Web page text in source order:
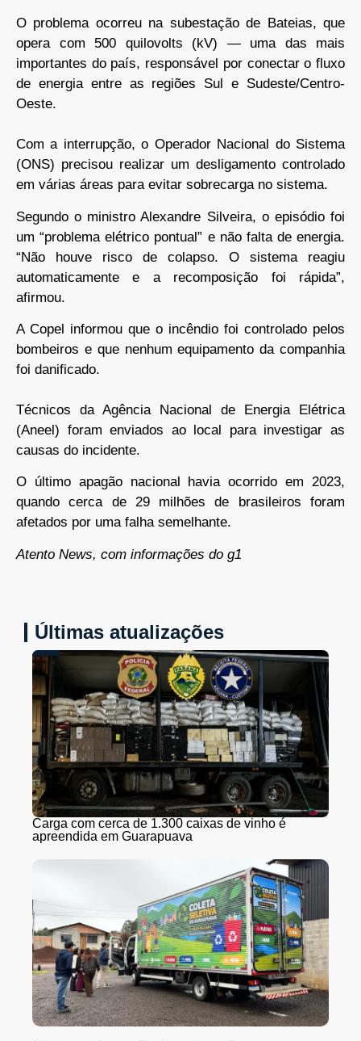
O problema ocorreu na subestação de Bateias, que
opera com 500 quilovolts (kV) — uma das mais
importantes do país, responsável por conectar o fluxo
de energia entre as regiões Sul e Sudeste/Centro-
Oeste.
Com a interrupção, o Operador Nacional do Sistema
(ONS) precisou realizar um desligamento controlado
em várias áreas para evitar sobrecarga no sistema.
Segundo o ministro Alexandre Silveira, o episódio foi
um “problema elétrico pontual” e não falta de energia.
“Não houve risco de colapso. O sistema reagiu
automaticamente e a recomposição foi rápida”,
afirmou.
A Copel informou que o incêndio foi controlado pelos
bombeiros e que nenhum equipamento da companhia
foi danificado.
Técnicos da Agência Nacional de Energia Elétrica
(Aneel) foram enviados ao local para investigar as
causas do incidente.
O último apagão nacional havia ocorrido em 2023,
quando cerca de 29 milhões de brasileiros foram
afetados por uma falha semelhante.
Atento News, com informações do g1
Últimas atualizações
Carga com cerca de 1.300 caixas de vinho é
apreendida em Guarapuava